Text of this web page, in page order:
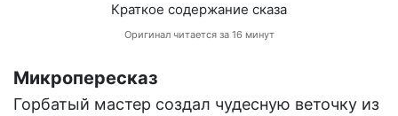
Краткое содержание сказа
Оригинал читается за 16 минут
Микропересказ
Горбатый мастер создал чудесную веточку из